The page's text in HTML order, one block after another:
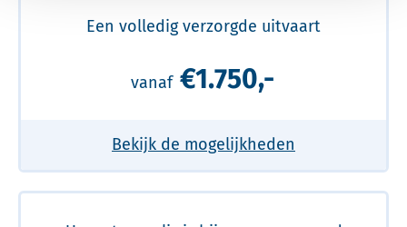
Een volledig verzorgde uitvaart
vanaf €1.750,-
Bekijk de mogelijkheden